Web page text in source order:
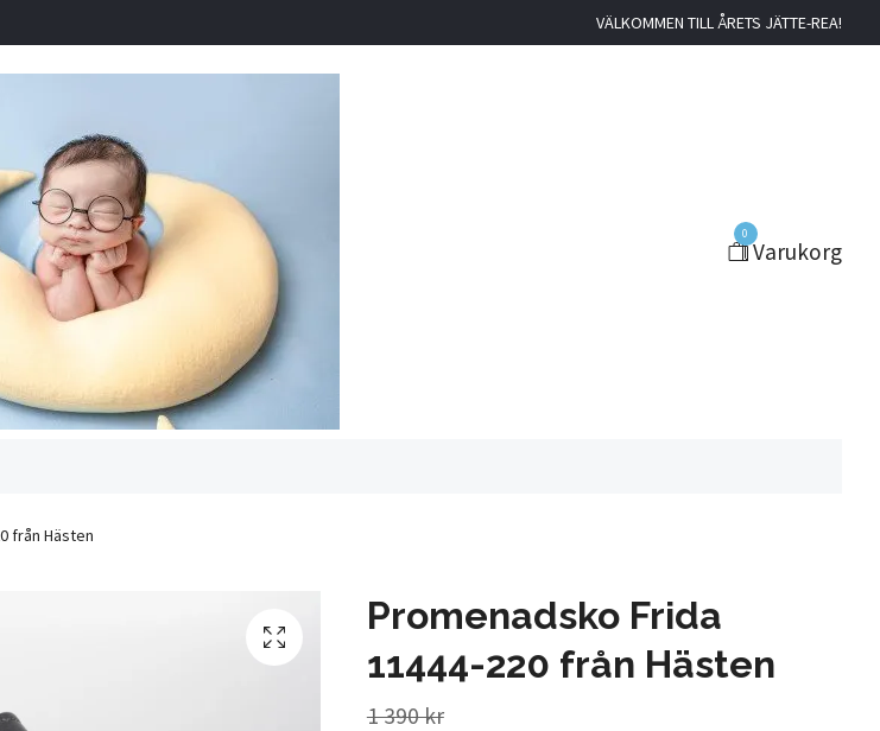
VÄLKOMMEN TILL ÅRETS JÄTTE-REA!
0
Varukorg
från Hästen
Promenadsko Frida
11444-220 från Hästen
1 390 kr